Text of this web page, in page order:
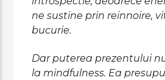
ne sustine prin reinnoire,
bucurie.
Dar puterea prezentului
la mindfulness. Ea